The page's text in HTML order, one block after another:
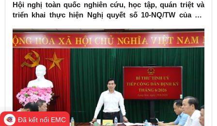
Hội nghị toàn quốc nghiên cứu, học tập, quán triệt và
triển khai thực hiện Nghị quyết số 10-NQ/TW của Bộ
Đã kết nối EMC